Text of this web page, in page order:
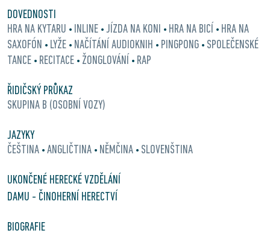
DOVEDNOSTI
HRA NA KYTARU • INLINE • JÍZDA NA KONI • HRA NA BICÍ • HRA NA
SAXOFÓN • LYŽE • NAČÍTÁNÍ AUDIOKNIH • PINGPONG • SPOLEČENSKÉ
TANCE • RECITACE • ŽONGLOVÁNÍ • RAP
ŘIDIČSKÝ PRŮKAZ
SKUPINA B (OSOBNÍ VOZY)
JAZYKY
ČEŠTINA • ANGLIČTINA • NĚMČINA • SLOVENŠTINA
UKONČENÉ HERECKÉ VZDĚLÁNÍ
DAMU - ČINOHERNÍ HERECTVÍ
BIOGRAFIE